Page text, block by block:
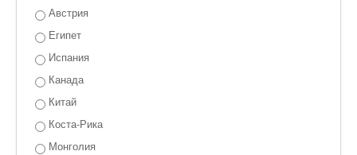
Австрия
Египет
Испания
Канада
Китай
Коста-Рика
Монголия